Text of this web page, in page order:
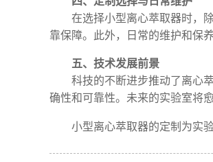
在选择小型离心萃取器时，
靠保障。此外，日常的维护和保
五、技术发展前景
科技的不断进步推动了离心
确性和可靠性。未来的实验室将
小型离心萃取器的定制为实